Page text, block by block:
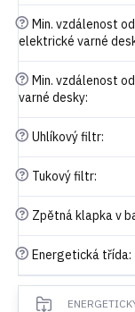
? Min. vzdálenost od
elektrické varné
? Min. vzdálenost
varné desky:
? Uhlíkový filtr:
? Tukový filtr:
? Zpětná klapka v
? Energetická třída: